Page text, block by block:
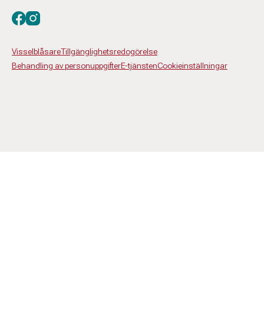
VisselblåsareTillgänglighetsredogörelse
Behandling av personuppgifterE-tjänstenCookieinställningar
Besök oss på facebook
Besök oss på instagram